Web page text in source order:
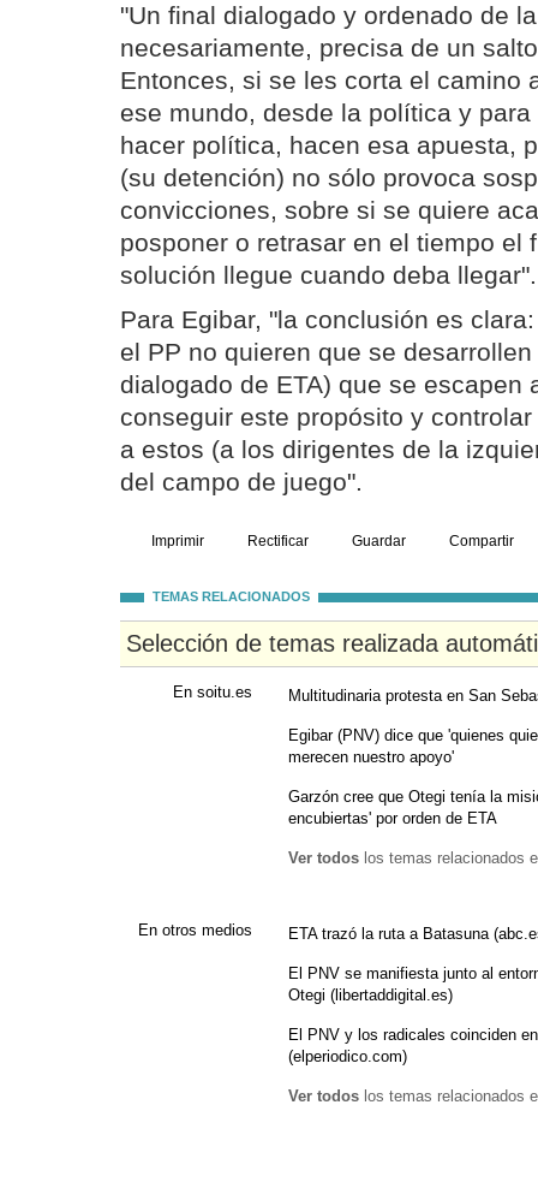
"Un final dialogado y ordenado de
necesariamente, precisa de un
Entonces, si se les corta el camino
ese mundo, desde la política y
hacer política, hacen esa apuesta,
(su detención) no sólo provoca
convicciones, sobre si se quiere
posponer o retrasar en el tiempo el
solución llegue cuando deba llegar".
Para Egibar, "la conclusión es
el PP no quieren que se
dialogado de ETA) que se escapen
conseguir este propósito y
a estos (a los dirigentes de la
del campo de juego".
Imprimir Rectificar Guardar Compartir
TEMAS RELACIONADOS
Selección de temas realizada
En soitu.es Multitudinaria protesta en San
Egibar (PNV) dice que 'quienes
merecen nuestro apoyo'
Garzón cree que Otegi tenía la
encubiertas' por orden de ETA
Ver todos los temas relacionados
En otros medios ETA trazó la ruta a Batasuna
El PNV se manifiesta junto al
Otegi (libertaddigital.es)
El PNV y los radicales coinciden
(elperiodico.com)
Ver todos los temas relacionados